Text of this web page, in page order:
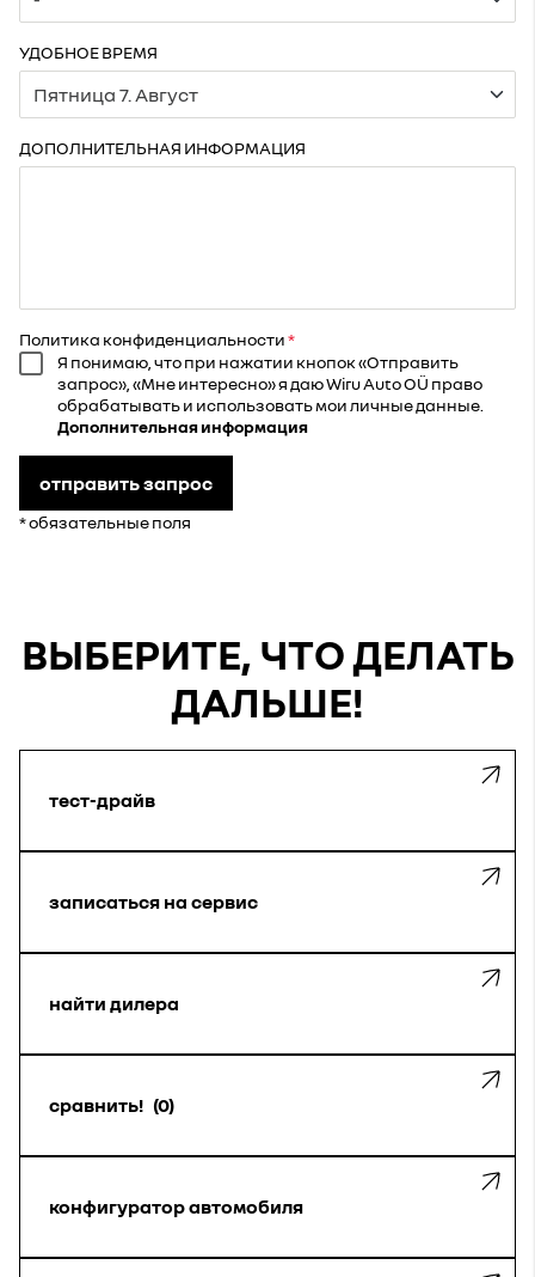
УДОБНОЕ ВРЕМЯ
ДОПОЛНИТЕЛЬНАЯ ИНФОРМАЦИЯ
Политика конфиденциальности
Я понимаю, что при нажатии кнопок «Отправить
запрос», «Мне интересно» я даю Wiru Auto OÜ право
обрабатывать и использовать мои личные данные.
Дополнительная информация
отправить запрос
* обязательные поля
ВЫБЕРИТЕ, ЧТО ДЕЛАТЬ
ДАЛЬШЕ!
тест-драйв
записаться на сервис
найти дилера
сравнить! 0
конфигуратор автомобиля